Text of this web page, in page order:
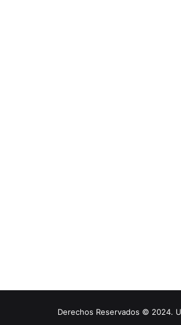
Derechos Reservados © 2024.